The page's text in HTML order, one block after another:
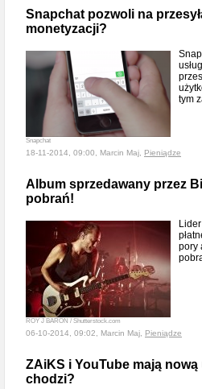
Snapchat pozwoli na
monetyzacji?
Snapchat
tym
18-11-2014, 09:00, Marcin Maj, Pieniądze
Album sprzedawany przez
pobrań!
ROY J BARON / Shutterstock.com
pory
06-10-2014, 09:02, Marcin Maj, Pieniądze
ZAiKS i YouTube mają
chodzi?